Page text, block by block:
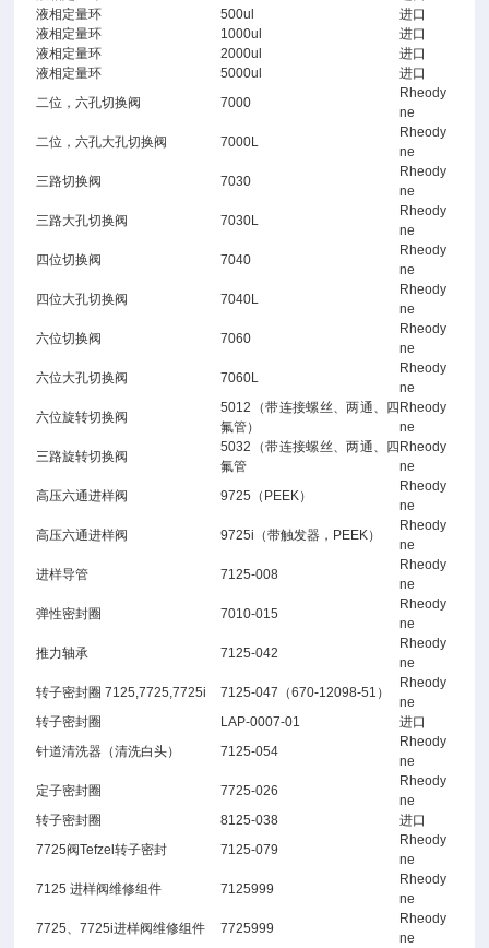
液相定量环
500ul
进口
液相定量环
1000ul
进口
液相定量环
2000ul
进口
液相定量环
5000ul
进口
二位，六孔切换阀
7000
Rheody
ne
二位，六孔大孔切换阀
7000L
Rheody
ne
三路切换阀
7030
Rheody
ne
三路大孔切换阀
7030L
Rheody
ne
四位切换阀
7040
Rheody
ne
四位大孔切换阀
7040L
Rheody
ne
六位切换阀
7060
Rheody
ne
六位大孔切换阀
7060L
Rheody
ne
六位旋转切换阀
5012（带连接螺丝、两通、四
氟管）
Rheody
ne
三路旋转切换阀
5032（带连接螺丝、两通、四
氟管
Rheody
ne
高压六通进样阀
9725（PEEK）
Rheody
ne
高压六通进样阀
9725i（带触发器，PEEK）
Rheody
ne
进样导管
7125-008
Rheody
ne
弹性密封圈
7010-015
Rheody
ne
推力轴承
7125-042
Rheody
ne
转子密封圈 7125,7725,7725i
7125-047（670-12098-51）
Rheody
ne
转子密封圈
LAP-0007-01
进口
针道清洗器（清洗白头）
7125-054
Rheody
ne
定子密封圈
7725-026
Rheody
ne
转子密封圈
8125-038
进口
7725阀Tefzel转子密封
7125-079
Rheody
ne
7125 进样阀维修组件
7125999
Rheody
ne
7725、7725i进样阀维修组件
7725999
Rheody
ne